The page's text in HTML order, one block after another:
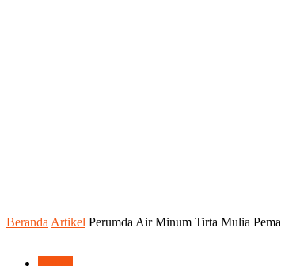
Beranda Artikel Perumda Air Minum Tirta Mulia